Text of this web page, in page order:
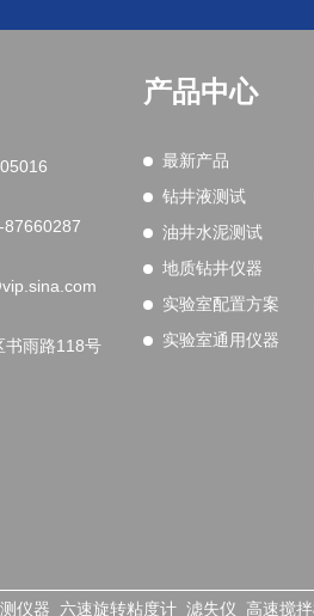
87660287
书雨路118号
产品中心
最新产品
钻井液测试
油井水泥测试
地质钻井仪器
实验室配置方案
实验室通用仪器
仪器_六速旋转粘度计_滤失仪_高速搅